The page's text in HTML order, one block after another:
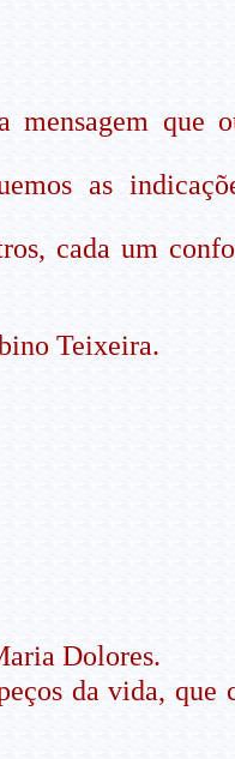
que
as
cada um
Teixeira.
Dolores.
da vida, que